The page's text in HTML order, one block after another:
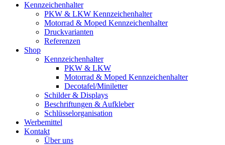
Kennzeichenhalter
PKW & LKW Kennzeichenhalter
Motorrad & Moped Kennzeichenhalter
Druckvarianten
Referenzen
Shop
Kennzeichenhalter
PKW & LKW
Motorrad & Moped Kennzeichenhalter
Decotafel/Miniletter
Schilder & Displays
Beschriftungen & Aufkleber
Schlüsselorganisation
Werbemittel
Kontakt
Über uns